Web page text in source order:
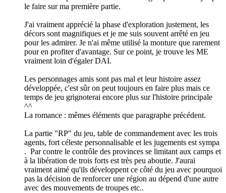
le faire sur ma première partie.
J'ai vraiment apprécié la phase d'exploration justement, les
décors sont magnifiques et je me suis souvent arrêté en jeu
pour les admirer. Je n'ai même utilisé la monture que rarement
pour en profiter d'avantage. Sur ce point, je trouve les ME
vraiment loin d'égaler DAI.
Les personnages amis sont pas mal et leur histoire assez
développée, c'est sûr on peut toujours en faire plus mais ce
temps de jeu grignoterai encore plus sur l'histoire principale
^^
La romance : mêmes éléments que paragraphe précédent.
La partie "RP" du jeu, table de commandement avec les trois
agents, fort céleste personnalisable et les jugements est sympa
. Par contre le contrôle des provinces se limitant aux camps et
à la libération de trois forts est très peu aboutie. J'aurai
vraiment aimé qu'ils développent ce côté du jeu avec pourquoi
pas la décision de renforcer une région au dépend d'une autre
avec des mouvements de troupes etc..